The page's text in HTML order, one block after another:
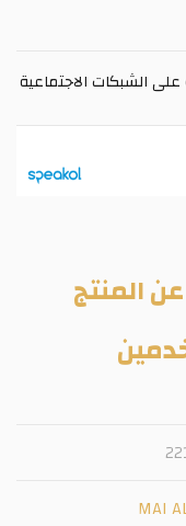
الشبكات الاجتماعية
عن المنتج
MAI